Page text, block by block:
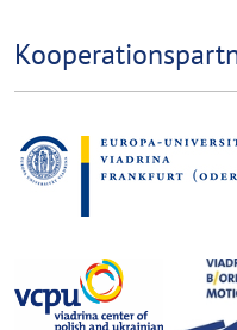
Logos